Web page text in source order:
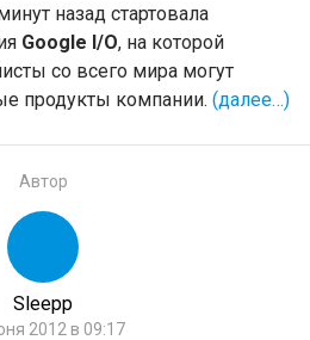
назад стартовала
Google I/O, на которой
со всего мира могут
продукты компании. (далее…)
Автор
Sleepp
2012 в 09:17